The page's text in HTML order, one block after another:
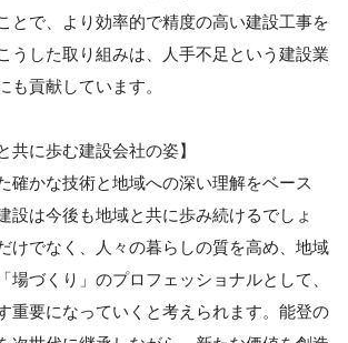
とで、より効率的で精度の高い建設工事を
うした取り組みは、人手不足という建設業
も貢献しています。
共に歩む建設会社の姿】
確かな技術と地域への深い理解をベース
設は今後も地域と共に歩み続けるでしょ
けでなく、人々の暮らしの質を高め、地域
場づくり」のプロフェッショナルとして、
重要になっていくと考えられます。能登の